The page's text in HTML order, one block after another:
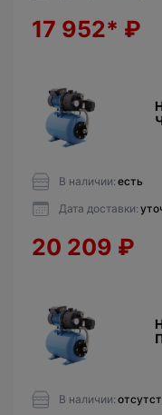
17 952* ₽
В наличии: есть
Дата доставки:
20 209 ₽
В наличии: